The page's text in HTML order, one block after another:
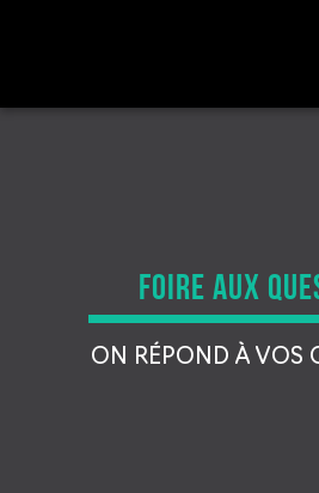
FOIRE AUX
ON RÉPOND À VOS